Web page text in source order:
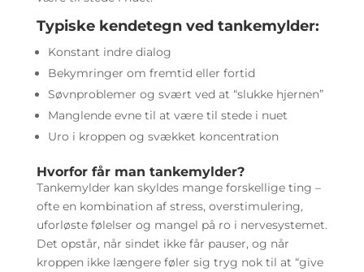
Typiske kendetegn ved tankemylder:
Konstant indre dialog
Bekymringer om fremtid eller fortid
Søvnproblemer og svært ved at “slukke hjernen”
Manglende evne til at være til stede i nuet
Uro i kroppen og svækket koncentration
Hvorfor får man tankemylder?
Tankemylder kan skyldes mange forskellige ting –
ofte en kombination af stress, overstimulering,
uforløste følelser og mangel på ro i nervesystemet.
Det opstår, når sindet ikke får pauser, og når
kroppen ikke længere føler sig tryg nok til at “give